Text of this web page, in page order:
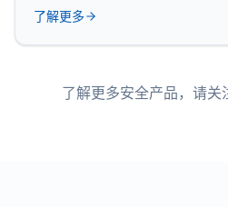
了解更多
了解更多安全产品，请关